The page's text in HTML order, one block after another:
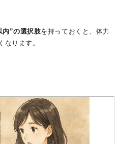
内”の選択肢を持っておくと、体力
なります。